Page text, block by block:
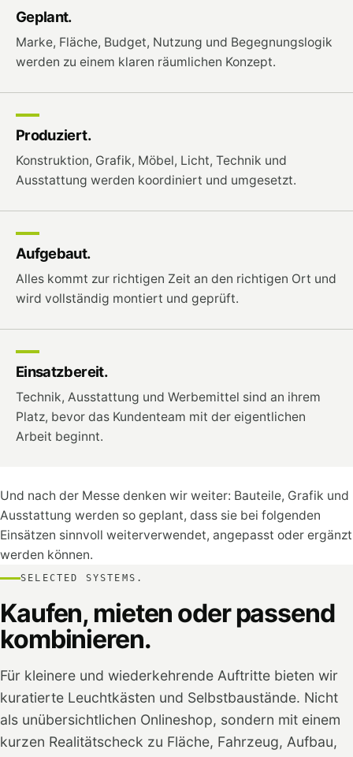
Geplant.
Marke, Fläche, Budget, Nutzung und Begegnungslogik
werden zu einem klaren räumlichen Konzept.
Produziert.
Konstruktion, Grafik, Möbel, Licht, Technik und
Ausstattung werden koordiniert und umgesetzt.
Aufgebaut.
Alles kommt zur richtigen Zeit an den richtigen Ort und
wird vollständig montiert und geprüft.
Einsatzbereit.
Technik, Ausstattung und Werbemittel sind an ihrem
Platz, bevor das Kundenteam mit der eigentlichen
Arbeit beginnt.
Und nach der Messe denken wir weiter: Bauteile, Grafik und
Ausstattung werden so geplant, dass sie bei folgenden
Einsätzen sinnvoll weiterverwendet, angepasst oder ergänzt
werden können.
SELECTED SYSTEMS.
Kaufen, mieten oder passend
kombinieren.
Für kleinere und wiederkehrende Auftritte bieten wir
kuratierte Leuchtkästen und Selbstbaustände. Nicht
als unübersichtlichen Onlineshop, sondern mit einem
kurzen Realitätscheck zu Fläche, Fahrzeug, Aufbau,